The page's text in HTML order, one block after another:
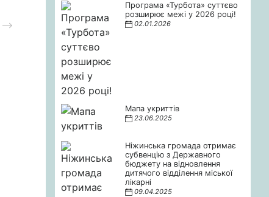
Програма «Турбота» суттєво
розширює межі у 2026 році!
02.01.2026
Мапа укриттів
23.06.2025
Ніжинська громада отримає
субвенцію з Державного
бюджету на відновлення
дитячого відділення міської
лікарні
09.04.2025